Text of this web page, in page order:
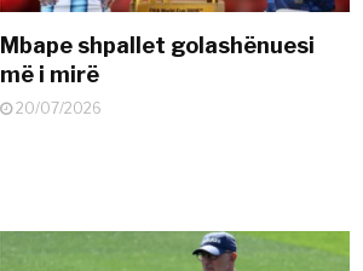
Mbape shpallet golashënuesi
më i mirë
20/07/2026